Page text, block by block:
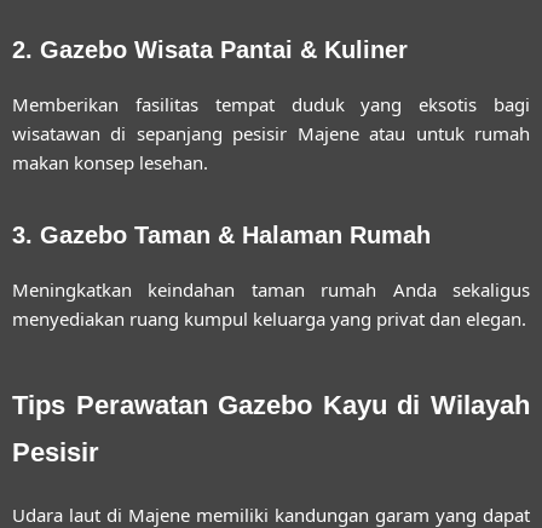
2. Gazebo Wisata Pantai & Kuliner
Memberikan fasilitas tempat duduk yang eksotis bagi
wisatawan di sepanjang pesisir Majene atau untuk rumah
makan konsep lesehan.
3. Gazebo Taman & Halaman Rumah
Meningkatkan keindahan taman rumah Anda sekaligus
menyediakan ruang kumpul keluarga yang privat dan elegan.
Tips Perawatan Gazebo Kayu di Wilayah
Pesisir
Udara laut di Majene memiliki kandungan garam yang dapat